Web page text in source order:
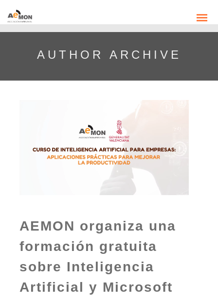
AUTHOR ARCHIVE
AEMON organiza una
formación gratuita
sobre Inteligencia
Artificial y Microsoft